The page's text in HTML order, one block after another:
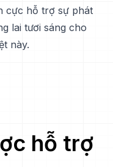
cực hỗ trợ sự phát
lai tươi sáng cho
này.
hỗ trợ